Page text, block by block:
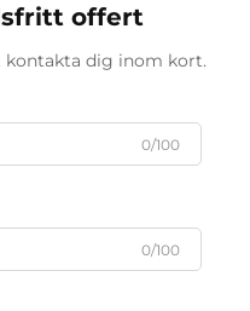
för butiker
exklusiv utbud
offert
dig inom kort.
0/100
0/100